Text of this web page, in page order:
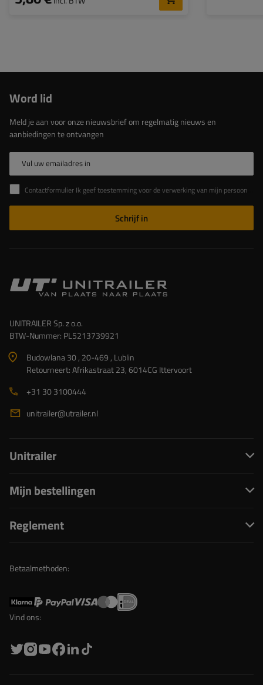
Word lid
Meld je aan voor onze nieuwsbrief om regelmatig nieuws en
aanbiedingen te ontvangen
Vul uw emailadres in
Contactformulier Ik geef toestemming voor de verwerking van mijn persoonlijke gegevens in het contactformulier in overeenstemming met de Verordening van het Europees Parlement en de Raad (EU)
Schrijf in
UNITRAILER Sp. z o.o.
BTW-Nummer: PL5213739921
Budowlana 30 , 20-469 , Lublin
Retourneert: Afrikastraat 23, 6014CG Ittervoort
+31 30 3100444
unitrailer@utrailer.nl
Unitrailer
Mijn bestellingen
Reglement
Betaalmethoden:
Vind ons: